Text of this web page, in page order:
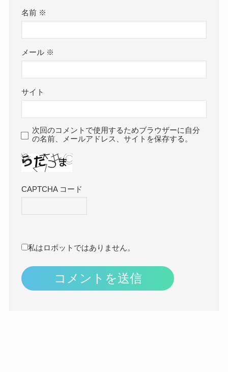
名前 ※
メール ※
サイト
次回のコメントで使用するためブラウザーに自分
の名前、メールアドレス、サイトを保存する。
CAPTCHA コード
私はロボットではありません。